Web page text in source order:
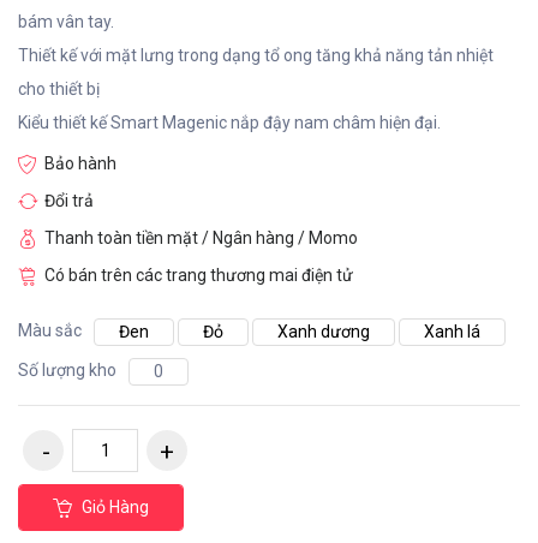
bám vân tay.
Thiết kế với mặt lưng trong dạng tổ ong tăng khả năng tản nhiệt
cho thiết bị
Kiểu thiết kế Smart Magenic nắp đậy nam châm hiện đại.
Bảo hành
Đổi trả
Thanh toàn tiền mặt / Ngân hàng / Momo
Có bán trên các trang thương mai điện tử
Màu sắc Đen Đỏ Xanh dương
Xanh lá
Số lượng kho
0
Giỏ Hàng